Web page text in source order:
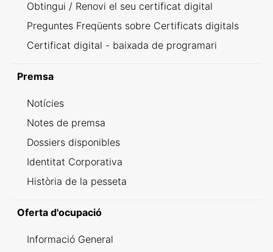
Obtingui / Renovi el seu certificat digital
Preguntes Freqüents sobre Certificats digitals
Certificat digital - baixada de programari
Premsa
Notícies
Notes de premsa
Dossiers disponibles
Identitat Corporativa
Història de la pesseta
Oferta d'ocupació
Informació General